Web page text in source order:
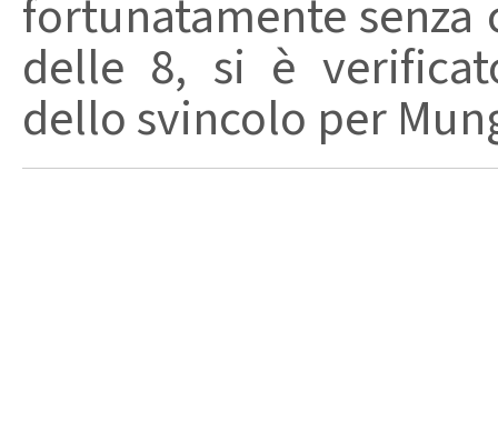
fortunatamente
delle 8, si è
dello svincolo per